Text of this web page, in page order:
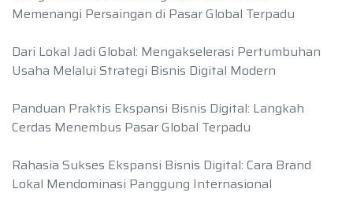
Memenangi Persaingan di Pasar Global Terpadu
Dari Lokal Jadi Global: Mengakselerasi Pertumbuhan
Usaha Melalui Strategi Bisnis Digital Modern
Panduan Praktis Ekspansi Bisnis Digital: Langkah
Cerdas Menembus Pasar Global Terpadu
Rahasia Sukses Ekspansi Bisnis Digital: Cara Brand
Lokal Mendominasi Panggung Internasional